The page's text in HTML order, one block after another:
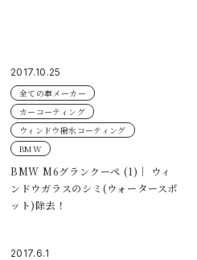
2017.10.25
全ての車メーカー
カーコーティング
ウィンドウ撥水コーティング
BMW
BMW M6グランクーペ (1)｜ ウィ
ンドウガラスのシミ(ウォータースポ
ット)除去！
2017.6.1